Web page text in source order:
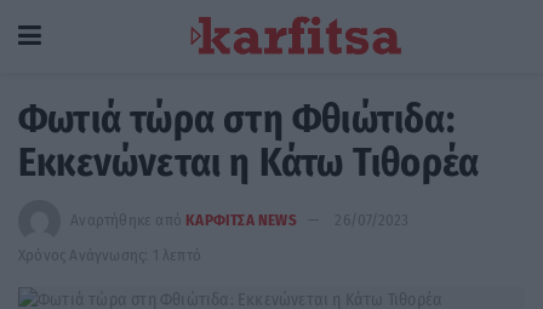
Φωτιά τώρα στη Φθιώτιδα:
Εκκενώνεται η Κάτω Τιθορέα
Αναρτήθηκε από ΚΑΡΦΙΤΣΑ NEWS
26/07/2023
Χρόνος Ανάγνωσης: 1 λεπτό